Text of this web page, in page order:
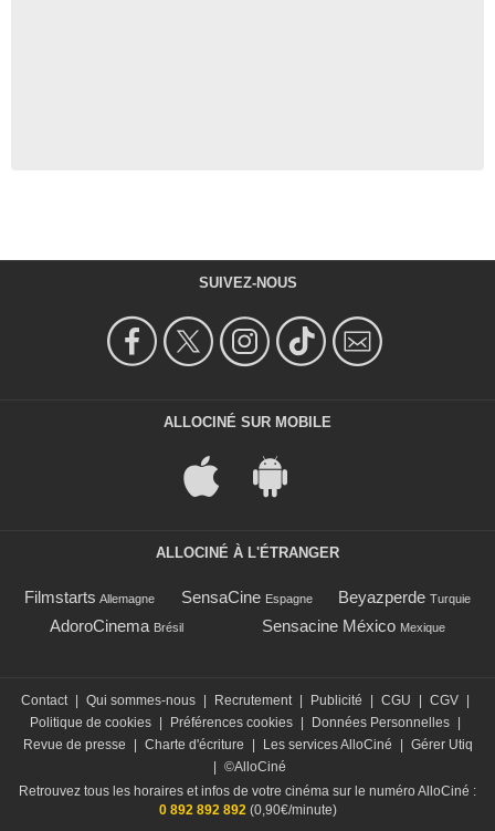
SUIVEZ-NOUS
ALLOCINÉ SUR MOBILE
ALLOCINÉ À L'ÉTRANGER
Filmstarts Allemagne SensaCine Espagne Beyazperde Turquie
AdoroCinema Brésil Sensacine México Mexique
Contact Qui sommes-nous Recrutement Publicité CGU CGV
Politique de cookies
Préférences cookies Données Personnelles
Revue de presse
Charte d'écriture Les services AlloCiné
Gérer Utiq
©AlloCiné
Retrouvez tous les horaires et infos de votre cinéma sur le numéro AlloCiné :
0 892 892 892(0,90€/minute)